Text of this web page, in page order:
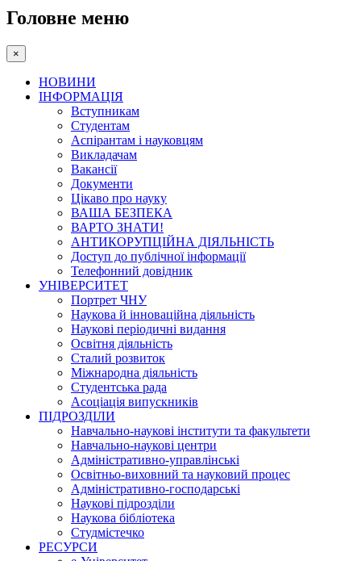
Головне меню
×
НОВИНИ
ІНФОРМАЦІЯ
Вступникам
Студентам
Аспірантам і науковцям
Викладачам
Вакансії
Документи
Цікаво про науку
ВАША БЕЗПЕКА
ВАРТО ЗНАТИ!
АНТИКОРУПЦІЙНА ДІЯЛЬНІСТЬ
Доступ до публічної інформації
Телефонний довідник
УНІВЕРСИТЕТ
Портрет ЧНУ
Наукова й інноваційна діяльність
Наукові періодичні видання
Освітня діяльність
Сталий розвиток
Міжнародна діяльність
Студентська рада
Асоціація випускників
ПІДРОЗДІЛИ
Навчально-наукові інститути та факультети
Навчально-наукові центри
Адміністративно-управлінські
Освітньо-виховний та науковий процес
Адміністративно-господарські
Наукові підрозділи
Наукова бібліотека
Студмістечко
РЕСУРСИ